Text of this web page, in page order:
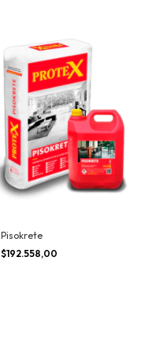
Pisokrete
$192.558,00